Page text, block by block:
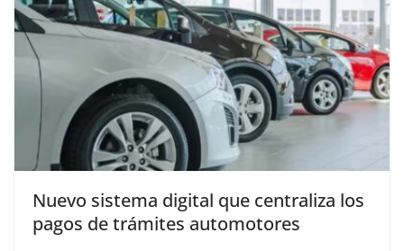
Nuevo sistema digital que centraliza los
pagos de trámites automotores